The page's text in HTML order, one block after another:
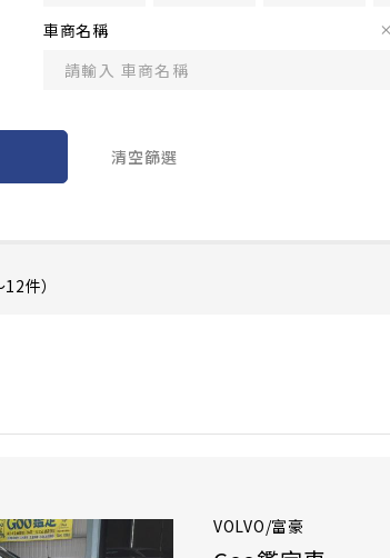
車商名稱
清空篩選
件）
VOLVO/富豪